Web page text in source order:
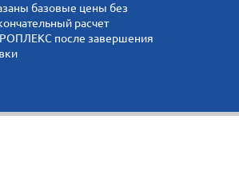
базовые цены без
расчет
после завершения